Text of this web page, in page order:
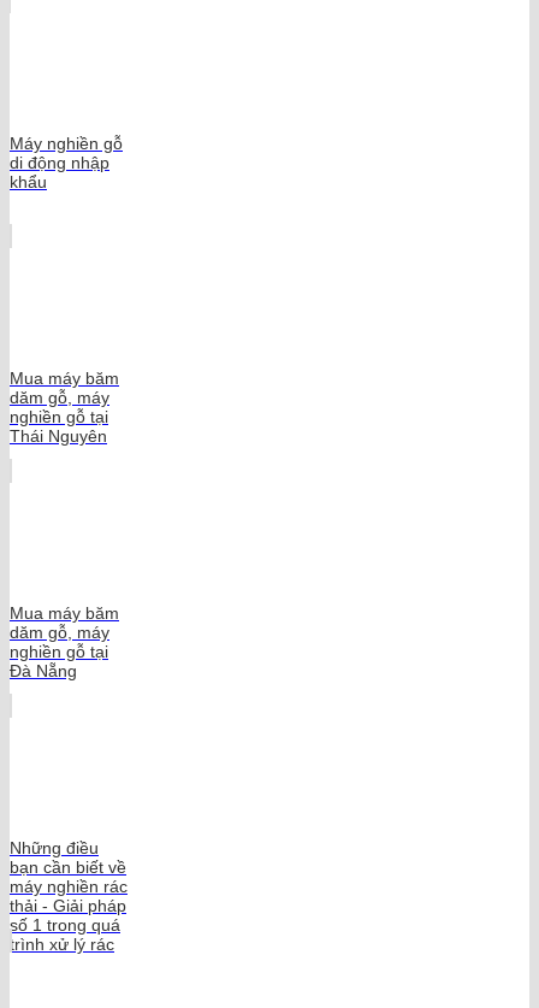
Máy nghiền gỗ
di động nhập
khẩu
Mua máy băm
dăm gỗ, máy
nghiền gỗ tại
Thái Nguyên
Mua máy băm
dăm gỗ, máy
nghiền gỗ tại
Đà Nẵng
Những điều
bạn cần biết về
máy nghiền rác
thải - Giải pháp
số 1 trong quá
trình xử lý rác